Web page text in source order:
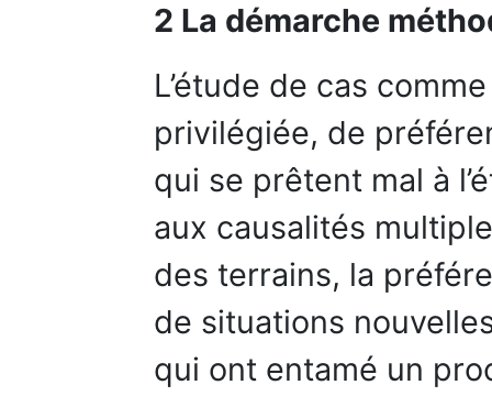
2 La démarche
L’étude de cas
privilégiée, de
qui se prêtent mal à
aux causalités
des terrains, la
de situations
qui ont entamé un